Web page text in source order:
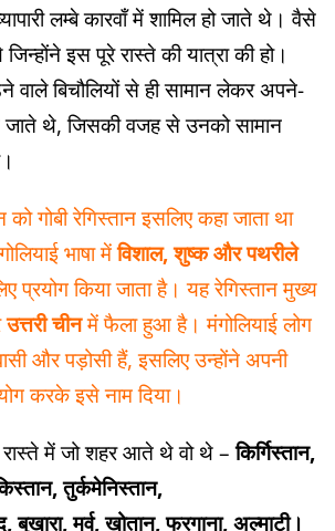
लम्बे कारवाँ में शामिल हो जाते थे। वैसे
इस पूरे रास्ते की यात्रा की हो।
वाले बिचौलियों से ही सामान लेकर अपने-
थे, जिसकी वजह से उनको सामान
को गोबी रेगिस्तान इसलिए कहा जाता था
भाषा मेंविशाल, शुष्क और पथरीले
प्रयोग किया जाता है। यह रेगिस्तान मुख्य
उत्तरी चीनमें फैला हुआ है। मंगोलियाई लोग
और पड़ोसी हैं, इसलिए उन्होंने अपनी
करके इसे नाम दिया।
में जो शहर आते थे वो थे –किर्गिस्तान,
तुर्कमेनिस्तान,
मर्व, खोतान, फरगाना, अल्माटी।